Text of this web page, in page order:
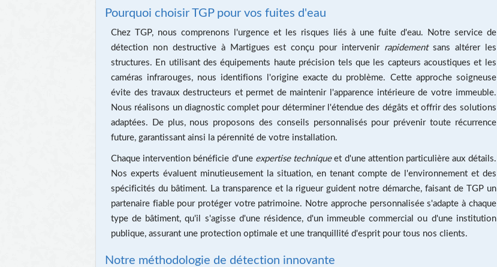
Pourquoi choisir TGP pour vos fuites d'eau
Chez TGP, nous comprenons l'urgence et les risques liés à une fuite d'eau. Notre service de
détection non destructive à Martigues est conçu pour intervenir rapidementsans altérer les
structures. En utilisant des équipements haute précision tels que les capteurs acoustiques et les
caméras infrarouges, nous identifions l'origine exacte du problème. Cette approche soigneuse
évite des travaux destructeurs et permet de maintenir l'apparence intérieure de votre immeuble.
Nous réalisons un diagnostic complet pour déterminer l'étendue des dégâts et offrir des solutions
adaptées. De plus, nous proposons des conseils personnalisés pour prévenir toute récurrence
future, garantissant ainsi la pérennité de votre installation.
Chaque intervention bénéficie d'une expertise techniqueet d'une attention particulière aux détails.
Nos experts évaluent minutieusement la situation, en tenant compte de l'environnement et des
spécificités du bâtiment. La transparence et la rigueur guident notre démarche, faisant de TGP un
partenaire fiable pour protéger votre patrimoine. Notre approche personnalisée s'adapte à chaque
type de bâtiment, qu'il s'agisse d'une résidence, d'un immeuble commercial ou d'une institution
publique, assurant une protection optimale et une tranquillité d'esprit pour tous nos clients.
Notre méthodologie de détection innovante